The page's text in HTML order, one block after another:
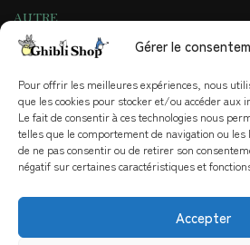
Gérer le
Pour offrir les meilleures expériences, nous
que les cookies pour stocker et/ou accéder aux
Le fait de consentir à ces technologies nous
telles que le comportement de navigation ou
de ne pas consentir ou de retirer son
négatif sur certaines caractéristiques et
Accepter
AUTRE
Contact
Qui sommes-nous
Partenariat
NOUS CONTACTER
Par mail: contact@ghiblishop.fr
Lundi-Vendredi : 9h30-17h30
: 266 Av Napoléon Bonaparte,